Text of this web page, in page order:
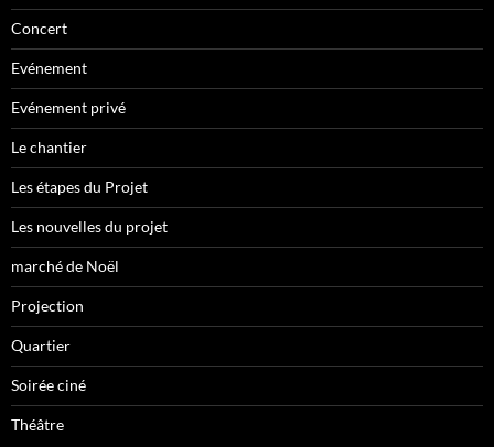
Concert
Evénement
Evénement privé
Le chantier
Les étapes du Projet
Les nouvelles du projet
marché de Noël
Projection
Quartier
Soirée ciné
Théâtre